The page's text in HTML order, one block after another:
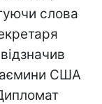
слова
США